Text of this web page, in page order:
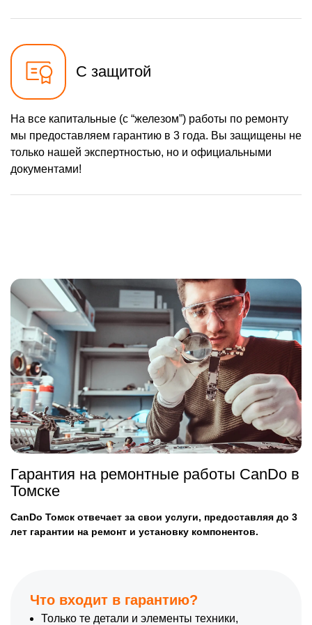
С защитой
На все капитальные (с “железом”) работы по ремонту
мы предоставляем гарантию в 3 года. Вы защищены не
только нашей экспертностью, но и официальными
документами!
Гарантия на ремонтные работы CanDo в
Томске
CanDo Томск отвечает за свои услуги, предоставляя до 3
лет гарантии на ремонт и установку компонентов.
Что входит в гарантию?
Только те детали и элементы техники,